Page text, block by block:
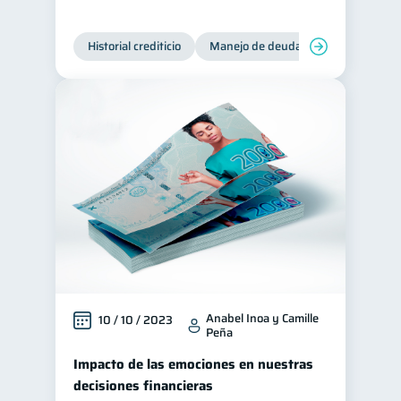
Historial crediticio Manejo de deudas
10 / 10 / 2023 Anabel Inoa y Camille
Peña
Impacto de las emociones en nuestras
decisiones financieras